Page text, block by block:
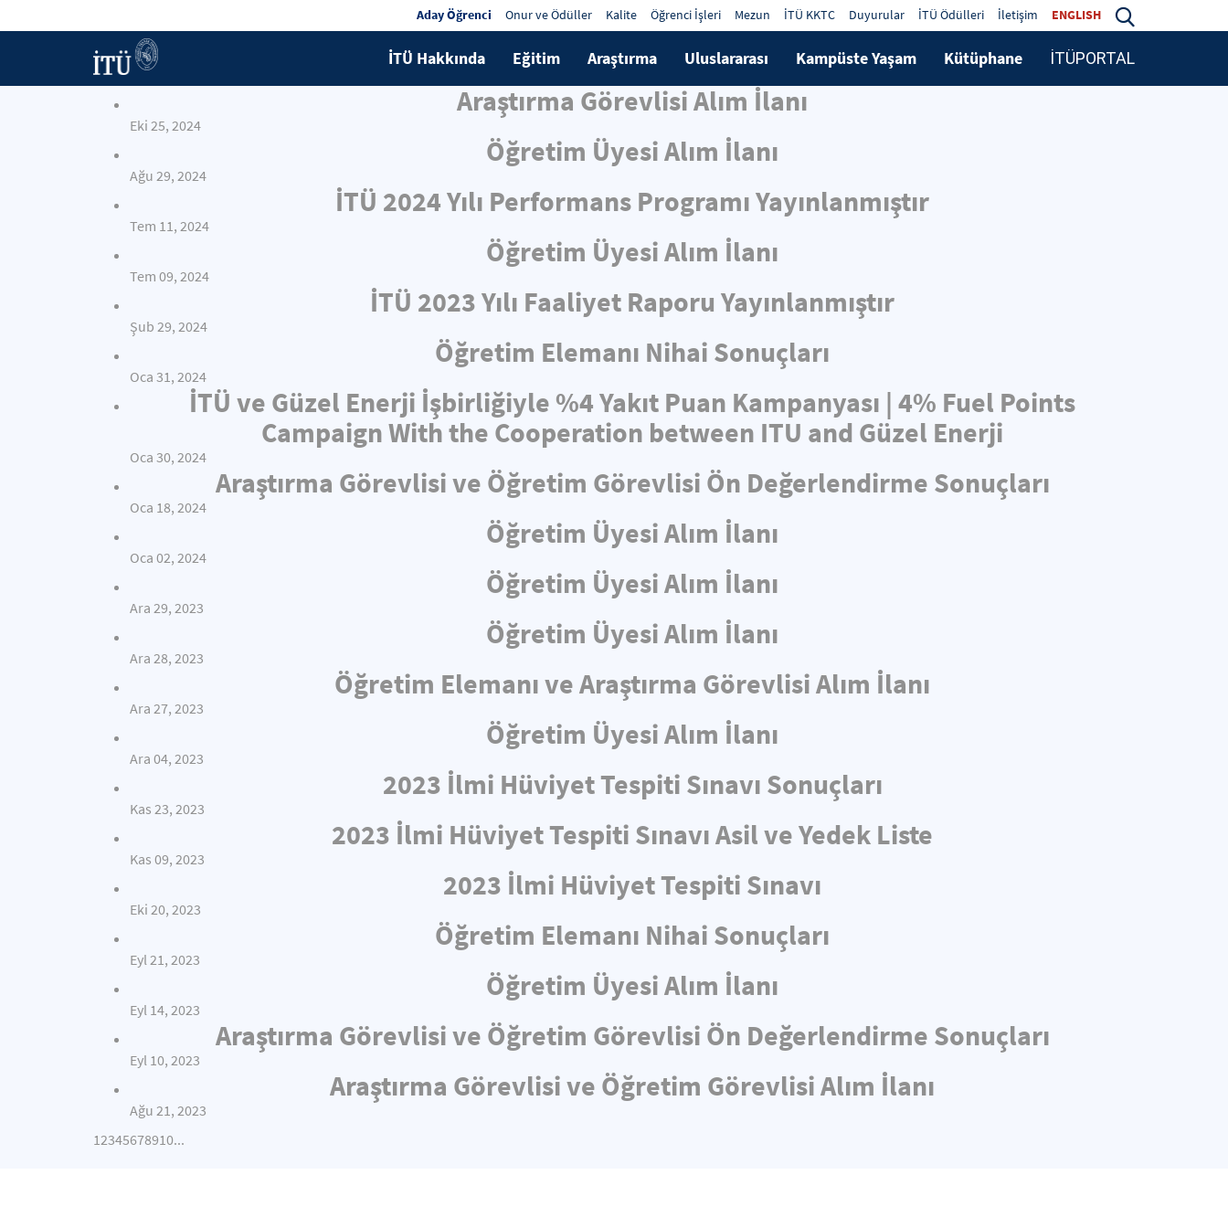
Aday Öğrenci Onur ve Ödüller Kalite Öğrenci İşleri Mezun İTÜ KKTC Duyurular İTÜ Ödülleri İletişim ENGLISH
İTÜ Hakkında Eğitim Araştırma Uluslararası Kampüste Yaşam Kütüphane İTÜPORTAL
Araştırma Görevlisi Alım İlanı
Eki 25, 2024
Öğretim Üyesi Alım İlanı
Ağu 29, 2024
İTÜ 2024 Yılı Performans Programı Yayınlanmıştır
Tem 11, 2024
Öğretim Üyesi Alım İlanı
Tem 09, 2024
İTÜ 2023 Yılı Faaliyet Raporu Yayınlanmıştır
Şub 29, 2024
Öğretim Elemanı Nihai Sonuçları
Oca 31, 2024
İTÜ ve Güzel Enerji İşbirliğiyle %4 Yakıt Puan Kampanyası | 4% Fuel Points
Campaign With the Cooperation between ITU and Güzel Enerji
Oca 30, 2024
Araştırma Görevlisi ve Öğretim Görevlisi Ön Değerlendirme Sonuçları
Oca 18, 2024
Öğretim Üyesi Alım İlanı
Oca 02, 2024
Öğretim Üyesi Alım İlanı
Ara 29, 2023
Öğretim Üyesi Alım İlanı
Ara 28, 2023
Öğretim Elemanı ve Araştırma Görevlisi Alım İlanı
Ara 27, 2023
Öğretim Üyesi Alım İlanı
Ara 04, 2023
2023 İlmi Hüviyet Tespiti Sınavı Sonuçları
Kas 23, 2023
2023 İlmi Hüviyet Tespiti Sınavı Asil ve Yedek Liste
Kas 09, 2023
2023 İlmi Hüviyet Tespiti Sınavı
Eki 20, 2023
Öğretim Elemanı Nihai Sonuçları
Eyl 21, 2023
Öğretim Üyesi Alım İlanı
Eyl 14, 2023
Araştırma Görevlisi ve Öğretim Görevlisi Ön Değerlendirme Sonuçları
Eyl 10, 2023
Araştırma Görevlisi ve Öğretim Görevlisi Alım İlanı
Ağu 21, 2023
12345678910...